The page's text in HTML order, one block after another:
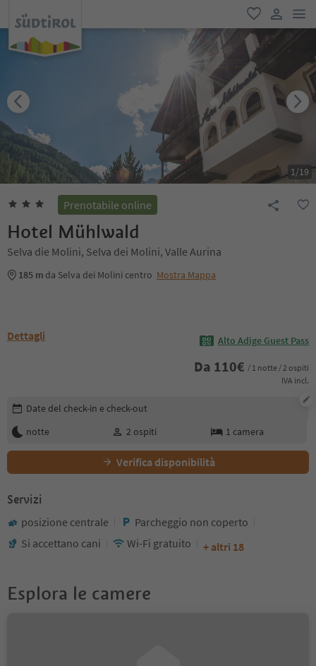
favoriti
user link
1/19
Prenotabile online
Hotel Mühlwald
Selva die Molini, Selva dei Molini, Valle Aurina
185 m da Selva dei Molini centro Mostra Mappa
Dettagli Alto Adige Guest Pass
Da 110€ / 1 notte / 2 ospiti
IVA incl.
Modifica i dettagli della prenotazione
Date del check-in e check-out
notte
2 ospiti 1 camera
Verifica disponibilità
Servizi
posizione centrale
Parcheggio non coperto
Si accettano cani
Wi-Fi gratuito + altri 18
Esplora le camere